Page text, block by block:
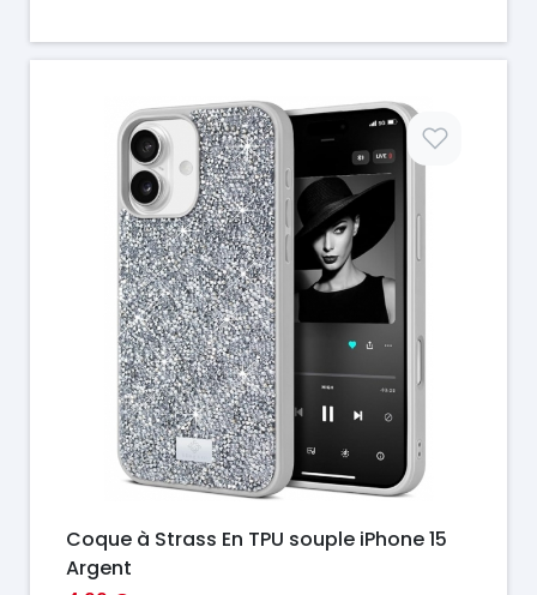
Coque à Strass En TPU souple iPhone 15
Argent